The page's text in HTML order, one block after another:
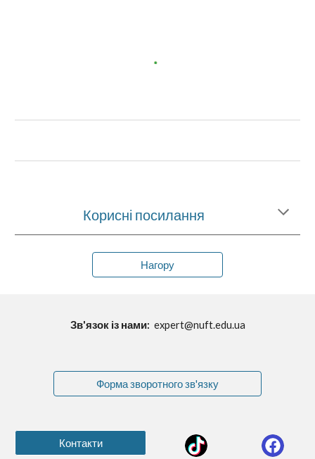
Корисні посилання
Нагору
Зв'язок із нами: expert@nuft.edu.ua
Форма зворотного зв'язку
Контакти